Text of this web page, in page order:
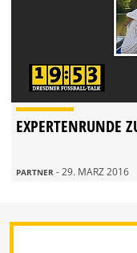
EXPERTENRUNDE
PARTNER - 29. MÄRZ 2016